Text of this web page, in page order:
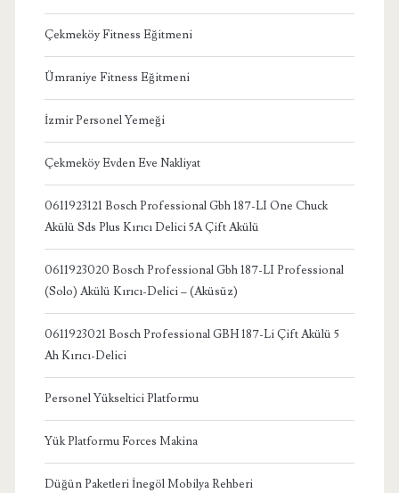
Çekmeköy Fitness Eğitmeni
Ümraniye Fitness Eğitmeni
İzmir Personel Yemeği
Çekmeköy Evden Eve Nakliyat
0611923121 Bosch Professional Gbh 187-LI One Chuck
Akülü Sds Plus Kırıcı Delici 5A Çift Akülü
0611923020 Bosch Professional Gbh 187-LI Professional
(Solo) Akülü Kırıcı-Delici – (Aküsüz)
0611923021 Bosch Professional GBH 187-Li Çift Akülü 5
Ah Kırıcı-Delici
Personel Yükseltici Platformu
Yük Platformu Forces Makina
Düğün Paketleri İnegöl Mobilya Rehberi